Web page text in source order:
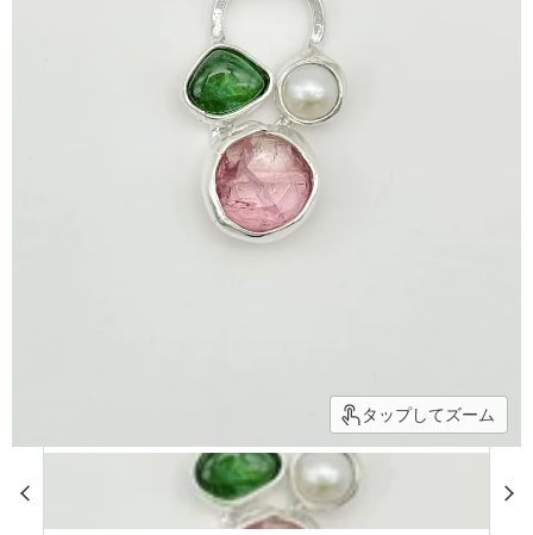
タップしてズーム